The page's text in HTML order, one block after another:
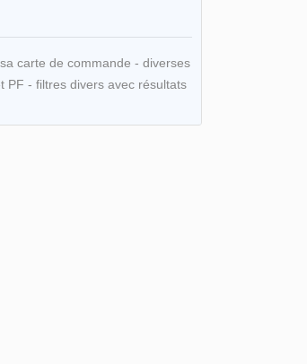
carte de commande - diverses
PF - filtres divers avec résultats